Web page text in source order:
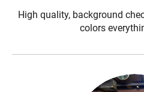
High quality, background
colors